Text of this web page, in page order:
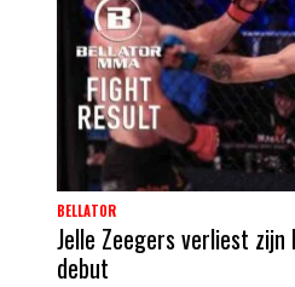
BELLATOR
Jelle Zeegers verliest zijn
debut